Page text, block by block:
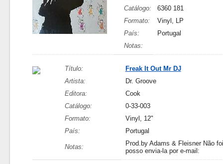
Catálogo:
6360 181
Formato:
Vinyl, LP
País:
Portugal
Notas:
Título:
Freak It Out Mr DJ
Artista:
Dr. Groove
Editora:
Cook
Catálogo:
0-33-003
Formato:
Vinyl, 12"
País:
Portugal
Notas:
Prod.by Adams & Fleisner Não
posso envia-la por e-mail: